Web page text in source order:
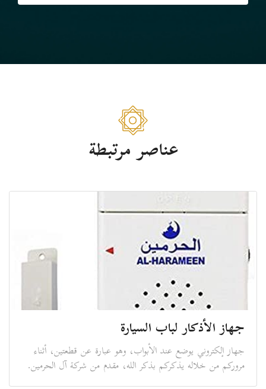
عناصر مرتبطة
جهاز الأذكار لباب السيارة
جهاز إلكتروني يوضع عند الأبواب، وهو عبارة عن قطعتين، أثناء
مروركم من خلاله يذكركم بذكر الله، مقدم من شركة آل الحرمين.